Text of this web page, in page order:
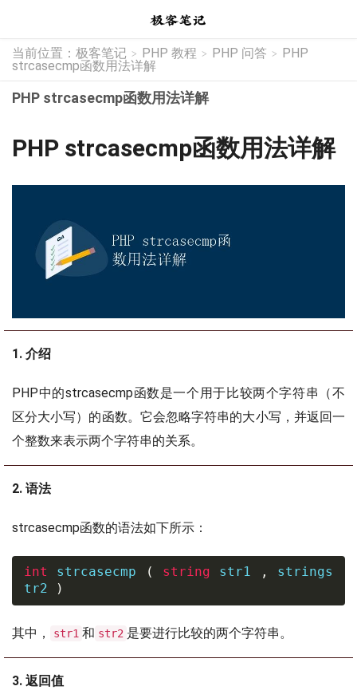
当前位置： 极客笔记 > PHP 教程 > PHP 问答 > PHP
strcasecmp函数用法详解
PHP strcasecmp函数用法详解
PHP strcasecmp函数用法详解
1. 介绍
PHP中的strcasecmp函数是一个用于比较两个字符串（不
区分大小写）的函数。它会忽略字符串的大小写，并返回一
个整数来表示两个字符串的关系。
2. 语法
strcasecmp函数的语法如下所示：
int strcasecmp ( string str1 ,
strings
tr2
)
其中， str1 和 str2 是要进行比较的两个字符串。
3. 返回值